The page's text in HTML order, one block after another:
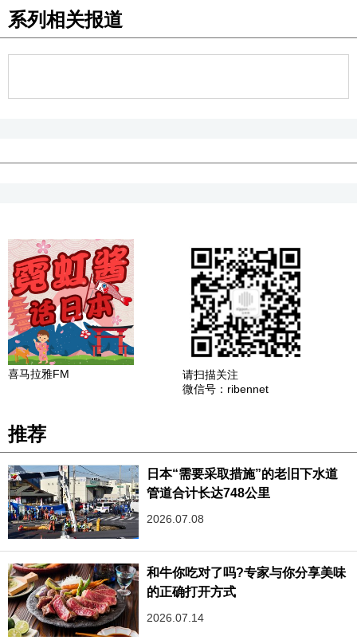
系列相关报道
喜马拉雅FM
请扫描关注
微信号：ribennet
推荐
日本“需要采取措施”的老旧下水道
管道合计长达748公里
2026.07.08
和牛你吃对了吗?专家与你分享美味
的正确打开方式
2026.07.14